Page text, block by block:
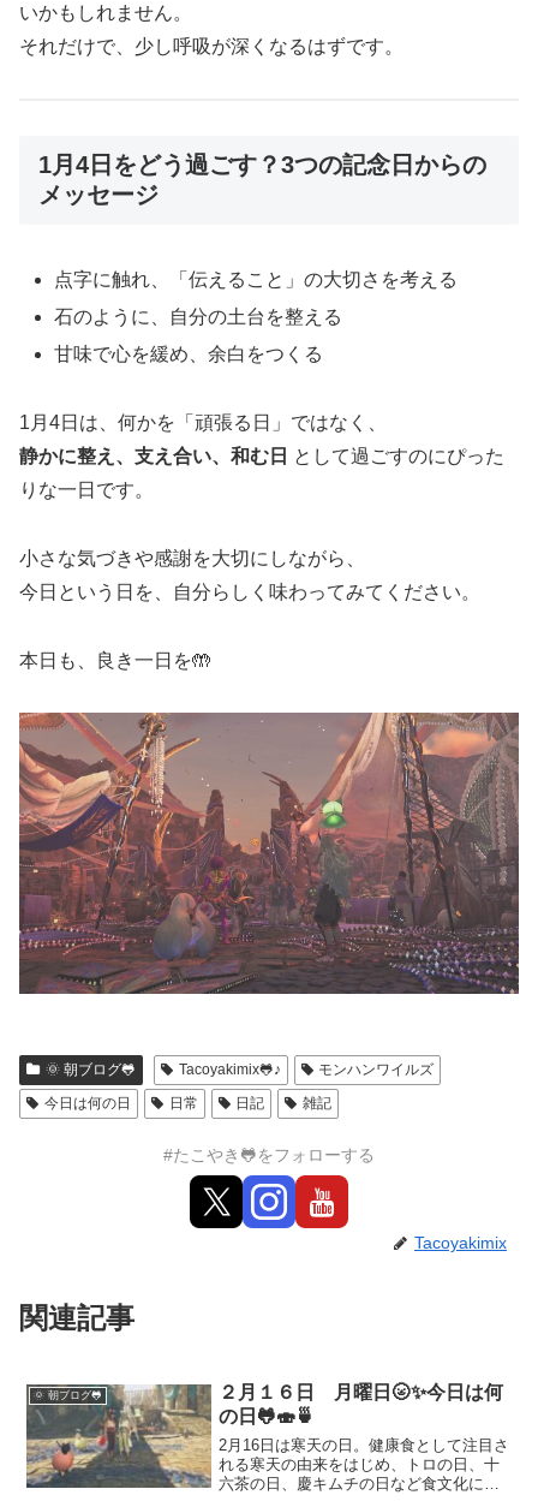
いかもしれません。
それだけで、少し呼吸が深くなるはずです。
1月4日をどう過ごす？3つの記念日からの
メッセージ
点字に触れ、「伝えること」の大切さを考える
石のように、自分の土台を整える
甘味で心を緩め、余白をつくる
1月4日は、何かを「頑張る日」ではなく、
静かに整え、支え合い、和む日 として過ごすのにぴった
りな一日です。
小さな気づきや感謝を大切にしながら、
今日という日を、自分らしく味わってみてください。
本日も、良き一日を🤲
🌞 朝ブログ🐸 Tacoyakimix🐸♪
モンハンワイルズ
今日は何の日
日常 日記 雑記
#たこやき🐸をフォローする
Tacoyakimix
関連記事
🌞 朝ブログ🐸
２月１６日 月曜日🌝✨今日は何
の日🐸🍣🍵
2月16日は寒天の日。健康食として注目さ
れる寒天の由来をはじめ、トロの日、十
六茶の日、慶キムチの日など食文化に関